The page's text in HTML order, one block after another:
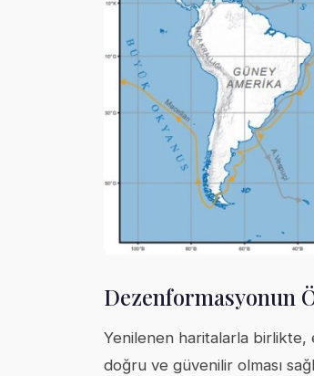
Dezenformasyonun
Yenilenen haritalarla birlikte,
doğru ve güvenilir olması